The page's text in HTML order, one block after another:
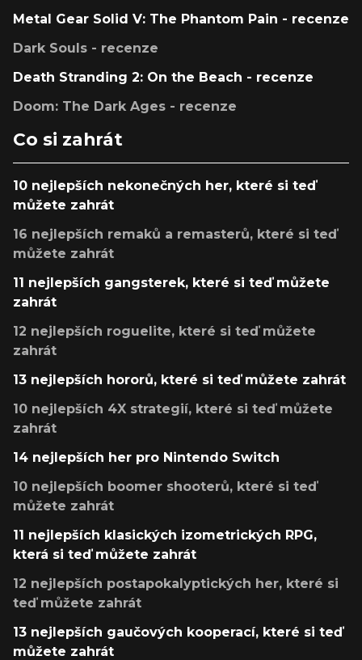
Metal Gear Solid V: The Phantom Pain - recenze
Dark Souls - recenze
Death Stranding 2: On the Beach - recenze
Doom: The Dark Ages - recenze
Co si zahrát
10 nejlepších nekonečných her, které si teď
můžete zahrát
16 nejlepších remaků a remasterů, které si teď
můžete zahrát
11 nejlepších gangsterek, které si teď můžete
zahrát
12 nejlepších roguelite, které si teď můžete
zahrát
13 nejlepších hororů, které si teď můžete zahrát
10 nejlepších 4X strategií, které si teď můžete
zahrát
14 nejlepších her pro Nintendo Switch
10 nejlepších boomer shooterů, které si teď
můžete zahrát
11 nejlepších klasických izometrických RPG,
která si teď můžete zahrát
12 nejlepších postapokalyptických her, které si
teď můžete zahrát
13 nejlepších gaučových kooperací, které si teď
můžete zahrát